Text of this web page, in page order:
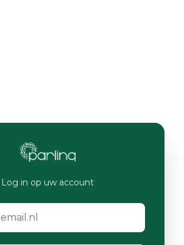
Log in op uw account